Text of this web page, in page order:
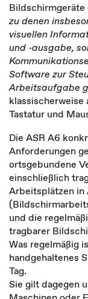
zu denen
visuellen
und -ausgabe,
Software zur
Arbeitsaufgabe
klassischerweise
Tastatur und
Die ASR A6
Anforderungen
ortsgebundene
einschließlich
Arbeitsplätzen
und die
tragbarer
Was regelmäßig
handgehaltenes
Tag.
Sie gilt dagegen